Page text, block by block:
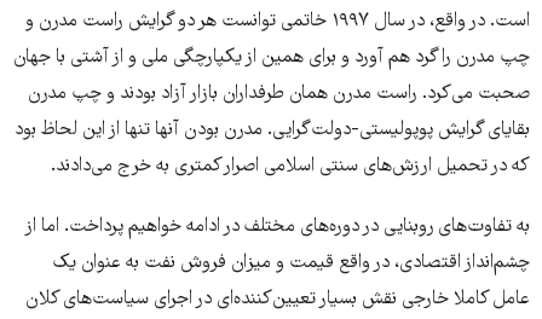
است. در واقع، در سال ۱۹۹۷ خاتمی توانست هر دو گرایش راست مدرن و
چپ مدرن را گرد هم آورد و برای همین از یکپارچگی ملی و از آشتی با جهان
صحبت می‌کرد. راست مدرن همان طرفداران بازار آزاد بودند و چپ مدرن
بقایای گرایش پوپولیستی-دولت‌گرایی. مدرن بودن آنها تنها از این لحاظ بود
که در تحمیل ارزش‌های سنتی اسلامی اصرار کمتری به خرج می‌دادند.
به تفاوت‌های روبنایی در دوره‌های مختلف در ادامه خواهیم پرداخت. اما از
چشم‌انداز اقتصادی، در واقع قیمت و میزان فروش نفت به عنوان یک
عامل کاملا خارجی نقش بسیار تعیین‌‌کننده‌ای در اجرای سیاست‌های کلان